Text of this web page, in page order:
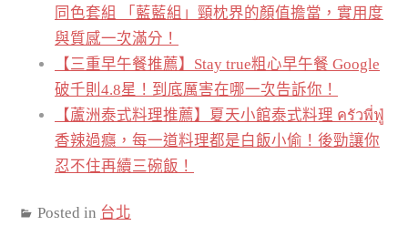
同色套組 「藍藍組」頸枕界的顏值擔當，實用度
與質感一次滿分！
【三重早午餐推薦】Stay true粗心早午餐 Google
破千則4.8星！到底厲害在哪一次告訴你！
【蘆洲泰式料理推薦】夏天小館泰式料理 ครัวพี่ฟู่
香辣過癮，每一道料理都是白飯小偷！後勁讓你
忍不住再續三碗飯！
Posted in 台北